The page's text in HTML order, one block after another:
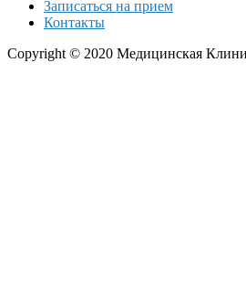
Записаться на прием
Контакты
Copyright © 2020 Медицинская